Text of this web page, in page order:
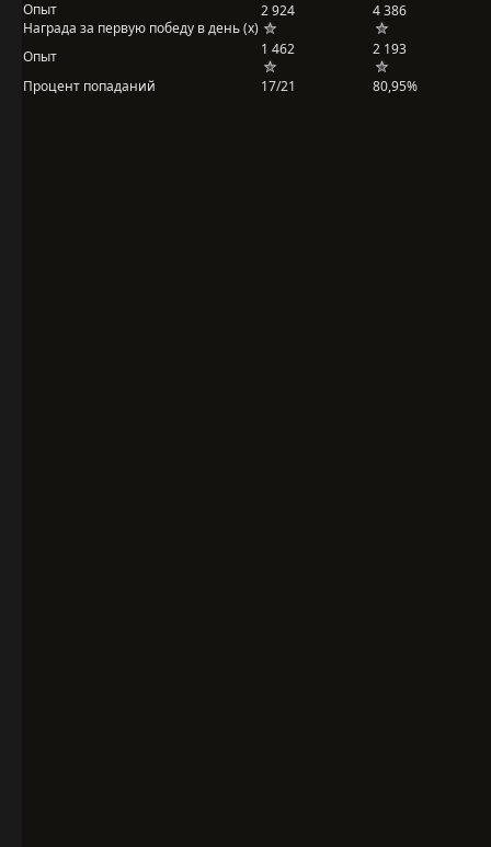
Опыт
Награда за первую победу в день (x)
2 924 4 386
Опыт 1 462
2 193
Процент попаданий
17/21 80,95%